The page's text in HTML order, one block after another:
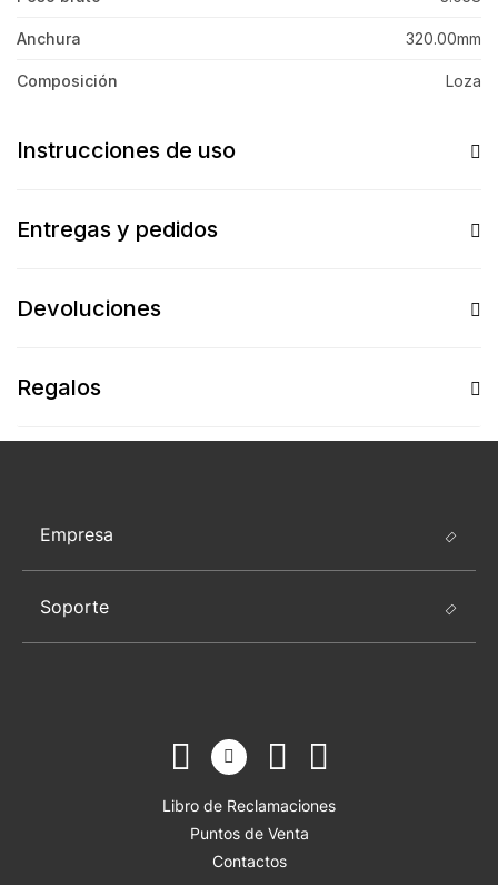
Anchura 320.00mm
Composición Loza
Instrucciones de uso
Entregas y pedidos
Devoluciones
Regalos
Empresa
Soporte
Libro de Reclamaciones
Puntos de Venta
Contactos